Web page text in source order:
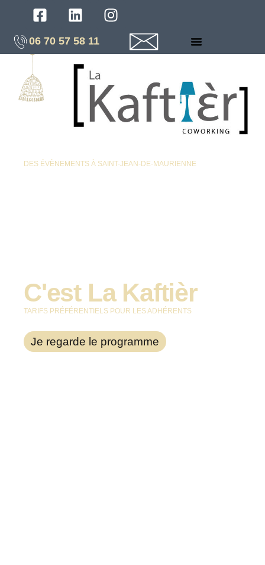
06 70 57 58 11
DES ÉVÈNEMENTS À SAINT-JEAN-DE-MAURIENNE
C'est La Kaftièr
TARIFS PRÉFÉRENTIELS POUR LES ADHÉRENTS
Je regarde le programme